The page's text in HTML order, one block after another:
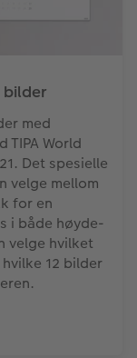
bilder
med
TIPA World
Det spesielle
velge mellom
for en
i både høyde-
velge hvilket
12 bilder